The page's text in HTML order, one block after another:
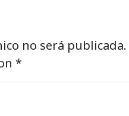
no será publicada.
*